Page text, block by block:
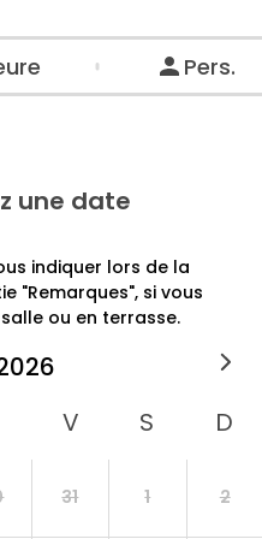
Pers.
une date
indiquer lors de la
"Remarques", si vous
ou en terrasse.
31 1 2